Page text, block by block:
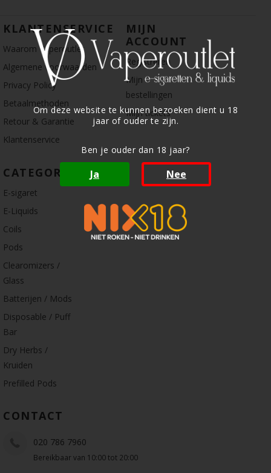
Om deze website te kunnen bezoeken dient u 18
jaar of ouder te zijn.
Ben je ouder dan 18 jaar?
Ja Nee
KLANTENSERVICE
Waarom Vaperoutlet
Algemene voorwaarden
Privacy Policy
Betaalmethoden
Retour & Garantie
Klantenservice
MIJN
ACCOUNT
Registreren
Mijn
bestellingen
Mijn tickets
CATEGORIE
E-sigaret
E-Liquids
Coils
Pods
Clearomizers /
Glass
Batterijen / Mods
Disposable / Puff
Bar
Dry Herbs /
Kruiden
Prefilled Pods
CONTACT
020 786 7960
Bereikbaar van 10:00 tot 20:00